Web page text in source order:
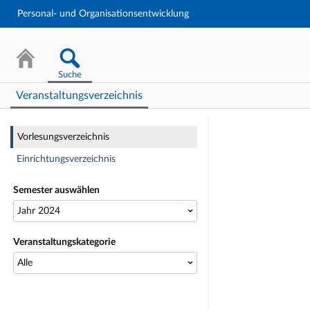
Personal- und Organisationsentwicklung
Suche
Veranstaltungsverzeichnis
Vorlesungsverzeichnis
Einrichtungsverzeichnis
Semester auswählen
Veranstaltungskategorie